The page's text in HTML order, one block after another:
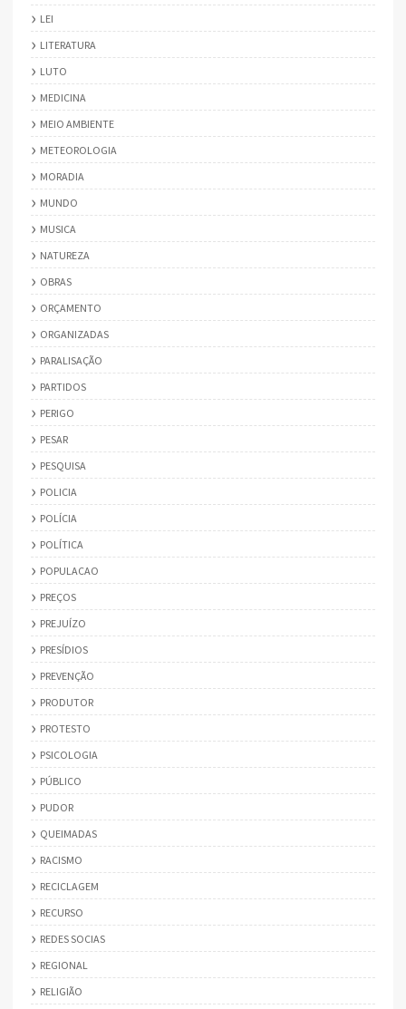
LEI
LITERATURA
LUTO
MEDICINA
MEIO AMBIENTE
METEOROLOGIA
MORADIA
MUNDO
MUSICA
NATUREZA
OBRAS
ORÇAMENTO
ORGANIZADAS
PARALISAÇÃO
PARTIDOS
PERIGO
PESAR
PESQUISA
POLICIA
POLÍCIA
POLÍTICA
POPULACAO
PREÇOS
PREJUÍZO
PRESÍDIOS
PREVENÇÃO
PRODUTOR
PROTESTO
PSICOLOGIA
PÚBLICO
PUDOR
QUEIMADAS
RACISMO
RECICLAGEM
RECURSO
REDES SOCIAS
REGIONAL
RELIGIÃO